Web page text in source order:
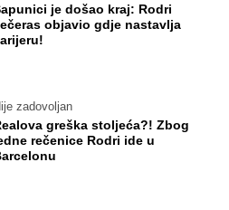
je došao kraj: Rodri
objavio gdje nastavlja
zadovoljan
greška stoljeća?! Zbog
rečenice Rodri ide u